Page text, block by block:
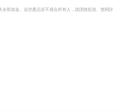
部資金。這些產品並不適合所有人，請謹慎投資。 查閱詳